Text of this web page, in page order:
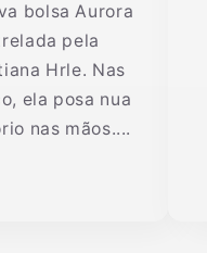
bolsa Aurora
pela
Hrle. Nas
ela posa nua
nas mãos....